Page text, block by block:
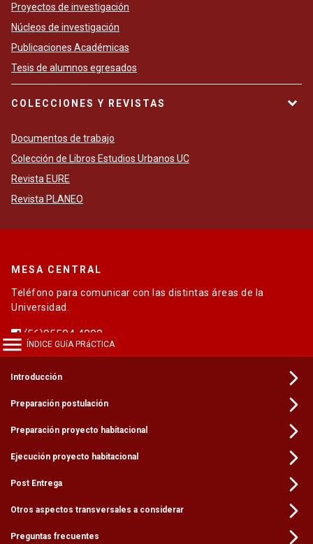
ÍNDICE GUíA PRáCTICA
Introducción
Preparación postulación
Preparación proyecto habitacional
Ejecución proyecto habitacional
Post Entrega
Otros aspectos transversales a considerar
Preguntas frecuentes
Proyectos de investigación
Núcleos de investigación
Publicaciones Académicas
Tesis de alumnos egresados
COLECCIONES Y REVISTAS
Documentos de trabajo
Colección de Libros Estudios Urbanos UC
Revista EURE
Revista PLANEO
MESA CENTRAL
Teléfono para comunicar con las distintas áreas de la
Universidad.
(56)95504 4000
EMERGENCIAS UC
En caso de accidente o situación que ponga en riesgo tu vida
VIOLENCIA SEXUAL
Para denuncias, asesoría o acompañamiento en casos de